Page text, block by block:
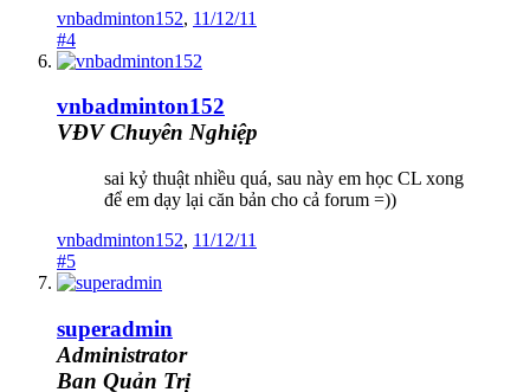
vnbadminton152, 11/12/11
#4
vnbadminton152
VĐV Chuyên Nghiệp
sai kỷ thuật nhiều quá, sau này em học CL xong
để em dạy lại căn bản cho cả forum =))
vnbadminton152, 11/12/11
#5
superadmin
Administrator
Ban Quản Trị